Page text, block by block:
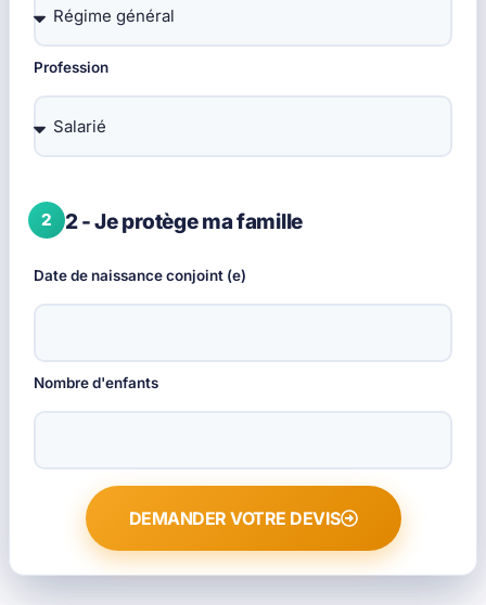
Profession
2 - Je protège ma famille
Date de naissance conjoint (e)
Nombre d'enfants
DEMANDER VOTRE DEVIS